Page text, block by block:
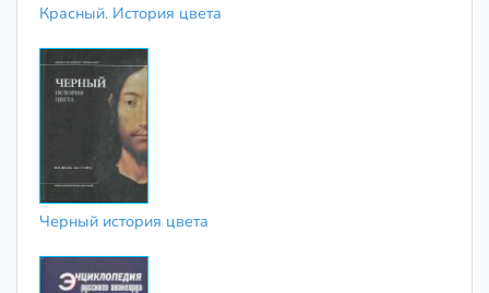
Красный. История цвета
Черный история цвета